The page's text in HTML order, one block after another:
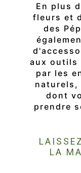
En plus
fleurs et
des
aux outils
par les
naturels,
dont
prendre
LA